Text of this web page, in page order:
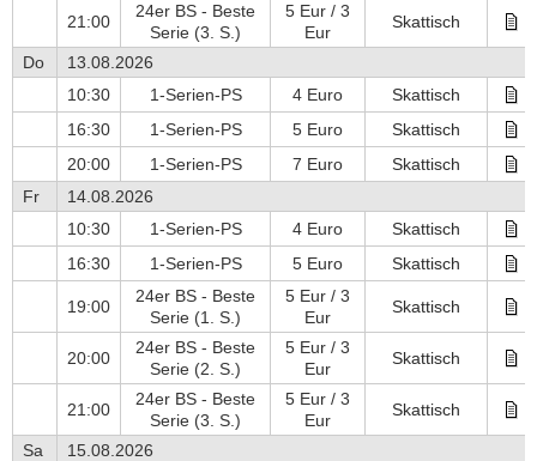
21:00
24er BS - Beste
Serie (3. S.)
5 Eur / 3
Eur
Skattisch
Do
13.08.2026
10:30
1-Serien-PS 4 Euro
Skattisch
16:30
1-Serien-PS 5 Euro
Skattisch
20:00
1-Serien-PS 7 Euro
Skattisch
Fr
14.08.2026
10:30
1-Serien-PS 4 Euro
Skattisch
16:30
1-Serien-PS 5 Euro Skattisch
19:00
24er BS - Beste
Serie (1. S.)
5 Eur / 3
Eur
Skattisch
20:00
24er BS - Beste
Serie (2. S.)
5 Eur / 3
Eur
Skattisch
21:00
24er BS - Beste
Serie (3. S.)
5 Eur / 3
Eur
Skattisch
Sa 15.08.2026